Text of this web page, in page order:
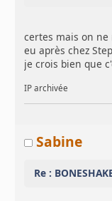
certes mais on ne
eu après chez
je crois bien que
IP archivée
Sabine
Re :